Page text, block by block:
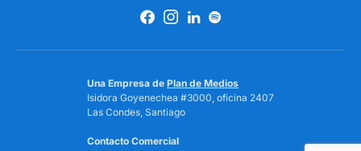
Una Empresa de Plan de Medios
Isidora Goyenechea #3000, oficina 2407
Las Condes, Santiago
Contacto Comercial